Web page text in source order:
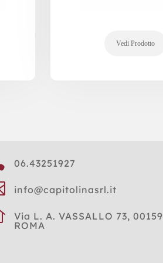
06.43251927
info@capitolinasrl.it
Via L. A. VASSALLO 73, 00159
ROMA